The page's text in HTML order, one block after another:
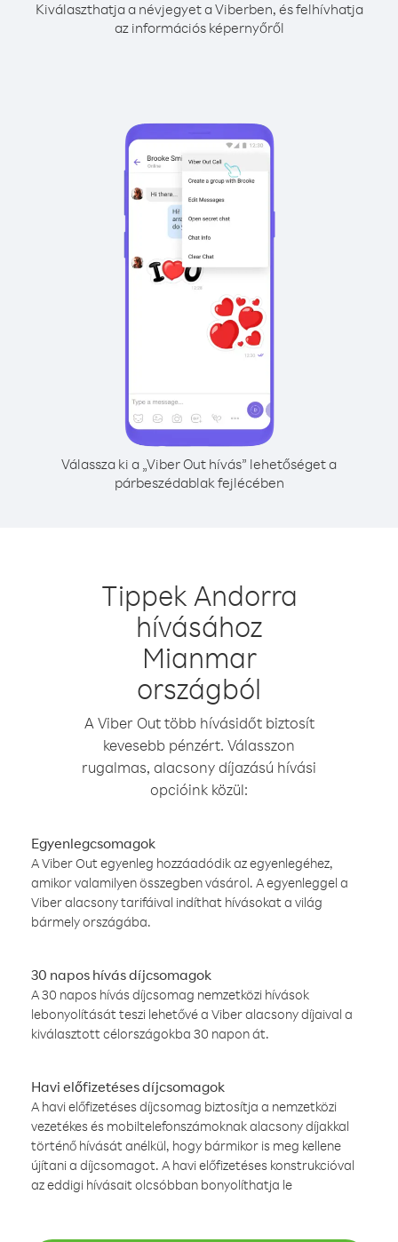
Kiválaszthatja a névjegyet a Viberben, és felhívhatja
az információs képernyőről
Válassza ki a „Viber Out hívás” lehetőséget a
párbeszédablak fejlécében
Tippek Andorra
hívásához
Mianmar
országból
A Viber Out több hívásidőt biztosít
kevesebb pénzért. Válasszon
rugalmas, alacsony díjazású hívási
opcióink közül:
Egyenlegcsomagok
A Viber Out egyenleg hozzáadódik az egyenlegéhez,
amikor valamilyen összegben vásárol. A egyenleggel a
Viber alacsony tarifáival indíthat hívásokat a világ
bármely országába.
30 napos hívás díjcsomagok
A 30 napos hívás díjcsomag nemzetközi hívások
lebonyolítását teszi lehetővé a Viber alacsony díjaival a
kiválasztott célországokba 30 napon át.
Havi előfizetéses díjcsomagok
A havi előfizetéses díjcsomag biztosítja a nemzetközi
vezetékes és mobiltelefonszámoknak alacsony díjakkal
történő hívását anélkül, hogy bármikor is meg kellene
újítani a díjcsomagot. A havi előfizetéses konstrukcióval
az eddigi hívásait olcsóbban bonyolíthatja le